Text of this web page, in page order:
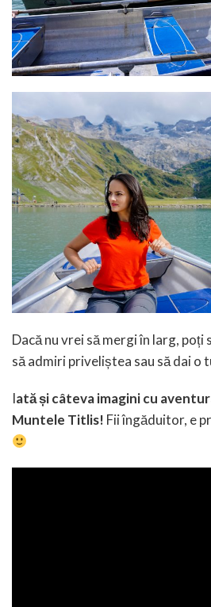
Dacă nu vrei să mergi în larg, poți
să admiri priveliștea sau să dai o
Iată și câteva imagini cu
Muntele Titlis! Fii îngăduitor, e